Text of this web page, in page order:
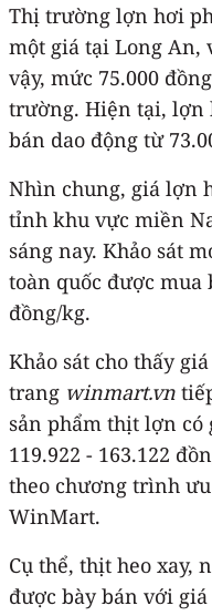
Thị trường lợn hơi
một giá tại Long An,
vậy, mức 75.000
trường. Hiện tại, lợn
bán dao động từ
Nhìn chung, giá lợn
tỉnh khu vực miền
sáng nay. Khảo sát
toàn quốc được mua
đồng/kg.
Khảo sát cho thấy
trang winmart.vn
sản phẩm thịt lợn có
119.922 - 163.122
theo chương trình
WinMart.
Cụ thể, thịt heo xay,
được bày bán với giá